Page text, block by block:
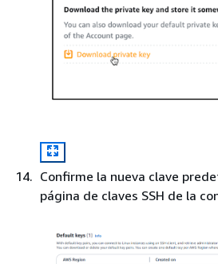
Confirme la nueva clave
página de claves SSH de la